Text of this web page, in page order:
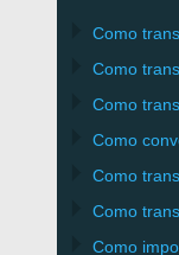
Como
Como
Como
Como
Como
Como
Como